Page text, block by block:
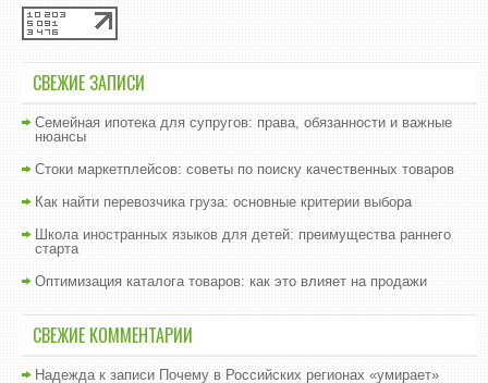
СВЕЖИЕ ЗАПИСИ
Семейная ипотека для супругов: права, обязанности и важные
нюансы
Стоки маркетплейсов: советы по поиску качественных товаров
Как найти перевозчика груза: основные критерии выбора
Школа иностранных языков для детей: преимущества раннего
старта
Оптимизация каталога товаров: как это влияет на продажи
СВЕЖИЕ КОММЕНТАРИИ
Надежда к записи Почему в Российских регионах «умирает»